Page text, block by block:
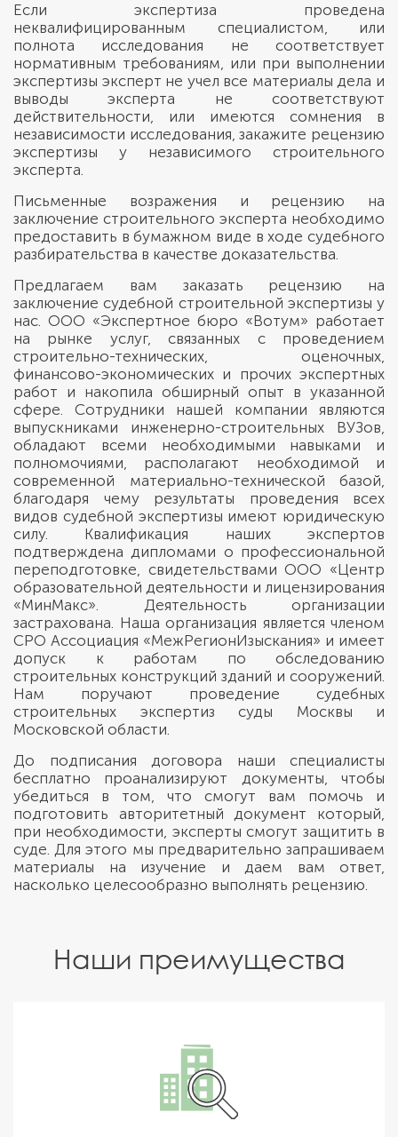
Если экспертиза проведена
неквалифицированным специалистом, или
полнота исследования не соответствует
нормативным требованиям, или при выполнении
экспертизы эксперт не учел все материалы дела и
выводы эксперта не соответствуют
действительности, или имеются сомнения в
независимости исследования, закажите рецензию
экспертизы у независимого строительного
эксперта.
Письменные возражения и рецензию на
заключение строительного эксперта необходимо
предоставить в бумажном виде в ходе судебного
разбирательства в качестве доказательства.
Предлагаем вам заказать рецензию на
заключение судебной строительной экспертизы у
нас. ООО «Экспертное бюро «Вотум» работает
на рынке услуг, связанных с проведением
строительно-технических, оценочных,
финансово-экономических и прочих экспертных
работ и накопила обширный опыт в указанной
сфере. Сотрудники нашей компании являются
выпускниками инженерно-строительных ВУЗов,
обладают всеми необходимыми навыками и
полномочиями, располагают необходимой и
современной материально-технической базой,
благодаря чему результаты проведения всех
видов судебной экспертизы имеют юридическую
силу. Квалификация наших экспертов
подтверждена дипломами о профессиональной
переподготовке, свидетельствами ООО «Центр
образовательной деятельности и лицензирования
«МинМакс». Деятельность организации
застрахована. Наша организация является членом
СРО Ассоциация «МежРегионИзыскания» и имеет
допуск к работам по обследованию
строительных конструкций зданий и сооружений.
Нам поручают проведение судебных
строительных экспертиз суды Москвы и
Московской области.
До подписания договора наши специалисты
бесплатно проанализируют документы, чтобы
убедиться в том, что смогут вам помочь и
подготовить авторитетный документ который,
при необходимости, эксперты смогут защитить в
суде. Для этого мы предварительно запрашиваем
материалы на изучение и даем вам ответ,
насколько целесообразно выполнять рецензию.
Наши преимущества